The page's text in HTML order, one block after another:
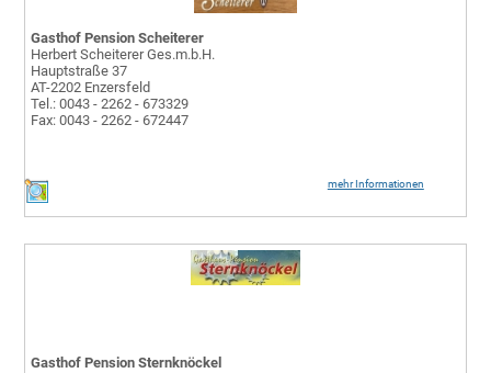
mehr Informationen
Gasthof Pension Scheiterer
Herbert Scheiterer Ges.m.b.H.
Hauptstraße 37
AT-2202 Enzersfeld
Tel.: 0043 - 2262 - 673329
Fax: 0043 - 2262 - 672447
Gasthof Pension Sternknöckel